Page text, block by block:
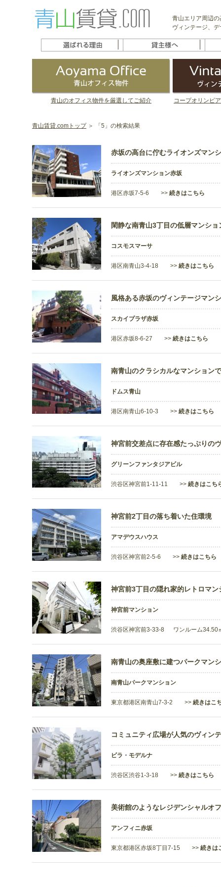
青山エリア周辺
ヴィンテージ、
青山のオフィス物件を厳選してご紹介 コープオリンピ
青山賃貸.comトップ＞ 「5」の検索結果
赤坂の高台に佇むライオンズマン
ライオンズマンション赤坂
港区赤坂7-5-6 >> 続きはこちら
閑静な南青山3丁目の低層マンショ
コスモスマーサ
港区南青山3-4-18 >> 続きはこちら
風格ある赤坂のヴィンテージマン
スカイプラザ赤坂
港区赤坂8-6-27 >> 続きはこちら
南青山のクラシカルなマンション
ドムス青山
港区南青山6-10-3 >> 続きはこちら
神宮前交差点に存在感たっぷりの
グリーンファンタジアビル
渋谷区神宮前1-11-11 >> 続きはこち
神宮前2丁目の落ち着いた住環境
アマデウスハウス
渋谷区神宮前2-5-6 >> 続きはこちら
神宮前3丁目の隠れ家的レトロマン
神宮前マンション
渋谷区神宮前3-33-8 ワンルーム34.50
南青山の奥座敷に建つパークマン
南青山パークマンション
東京都港区南青山7-3-2 >> 続きはこ
コミュニティ広場が人気のヴィン
ビラ・モデルナ
渋谷区渋谷1-3-18 >> 続きはこちら
美術館のようなレジデンシャルオ
アンフィニ赤坂
東京都港区赤坂8丁目7-15 >> 続きは